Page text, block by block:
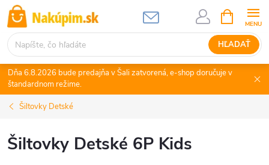
Prejsť
na
obsah
HĽADAŤ
KOŠÍK
Dňa 6.8.2026 bude predajňa v Šali zatvorená, e-shop doručuje v
štandardnom režime.
Šiltovky Detské
Šiltovky Detské 6P Kids